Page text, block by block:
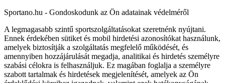
Sportano.hu - Gondoskodunk az Ön adatainak védelméről
A legmagasabb szintű sportszolgáltatásokat szeretnénk nyújtani.
Ennek érdekében sütiket és mobil hirdetési azonosítókat használunk,
amelyek biztosítják a szolgáltatás megfelelő működését, és
amennyiben hozzájárulását megadja, analitikai és hirdetés személyre
szabási célokra is felhasználjuk. Ez magában foglalja a személyre
szabott tartalmak és hirdetések megjelenítését, amelyek az Ön